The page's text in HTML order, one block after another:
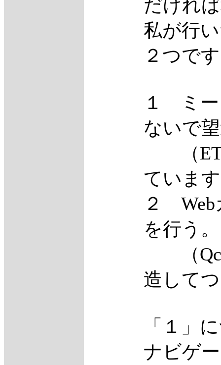
だけれ
私が行
２つで
１ ミー
ないで
（
ていま
２ Web
を行う。
（
造して
「１」
ナビゲ